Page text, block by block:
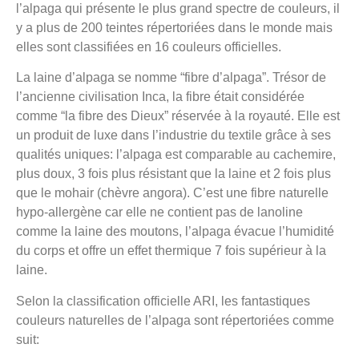
l’alpaga qui présente le plus grand spectre de couleurs, il
y a plus de 200 teintes répertoriées dans le monde mais
elles sont classifiées en 16 couleurs officielles.
La laine d’alpaga se nomme “fibre d’alpaga”. Trésor de
l’ancienne civilisation Inca, la fibre était considérée
comme “la fibre des Dieux” réservée à la royauté. Elle est
un produit de luxe dans l’industrie du textile grâce à ses
qualités uniques: l’alpaga est comparable au cachemire,
plus doux, 3 fois plus résistant que la laine et 2 fois plus
que le mohair (chèvre angora). C’est une fibre naturelle
hypo-allergène car elle ne contient pas de lanoline
comme la laine des moutons, l’alpaga évacue l’humidité
du corps et offre un effet thermique 7 fois supérieur à la
laine.
Selon la classification officielle ARI, les fantastiques
couleurs naturelles de l’alpaga sont répertoriées comme
suit: